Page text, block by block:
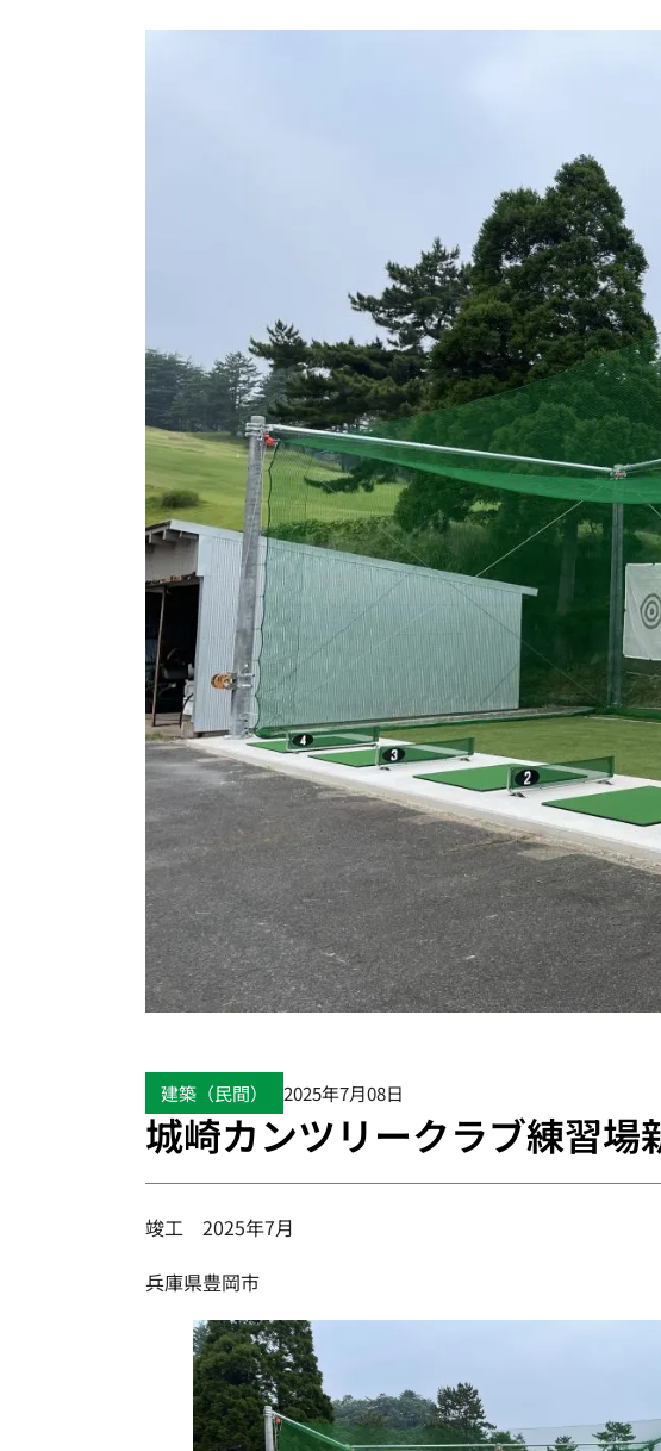
建築（民間） 2025年7月08日
城崎カンツリークラブ練習場
竣工 2025年7月
兵庫県豊岡市